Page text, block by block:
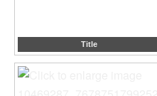
Title